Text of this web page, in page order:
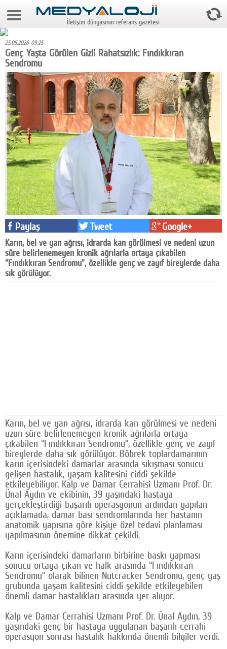
9 Ağustos 2026 3:19:51
Foto Galeri
Video Galeri
Gazeteler
Medya
Reyting-tiraj
Teknoloji
Televizyon
Dünya
Pr
Facebook
Diziler
Karikatür
Facebook
Twitter
Google Plus
© 2026 TÜM HAKLARI SAKLIDIR
İletişim dünyasının referans gazetesi
25.05.2026 09:25
Genç Yaşta Görülen Gizli Rahatsızlık: Fındıkkıran
Sendromu
Paylaş Tweet Google+
Karın, bel ve yan ağrısı, idrarda kan görülmesi ve nedeni uzun
süre belirlenemeyen kronik ağrılarla ortaya çıkabilen
“Fındıkkıran Sendromu”, özellikle genç ve zayıf bireylerde daha
sık görülüyor.
Karın, bel ve yan ağrısı, idrarda kan görülmesi ve nedeni
uzun süre belirlenemeyen kronik ağrılarla ortaya
çıkabilen “Fındıkkıran Sendromu”, özellikle genç ve zayıf
bireylerde daha sık görülüyor. Böbrek toplardamarının
karın içerisindeki damarlar arasında sıkışması sonucu
gelişen hastalık, yaşam kalitesini ciddi şekilde
etkileyebiliyor. Kalp ve Damar Cerrahisi Uzmanı Prof. Dr.
Ünal Aydın ve ekibinin, 39 yaşındaki hastaya
gerçekleştirdiği başarılı operasyonun ardından yapılan
açıklamada, damar bası sendromlarında her hastanın
anatomik yapısına göre kişiye özel tedavi planlaması
yapılmasının önemine dikkat çekildi.
Karın içerisindeki damarların birbirine baskı yapması
sonucu ortaya çıkan ve halk arasında “Fındıkkıran
Sendromu” olarak bilinen Nutcracker Sendromu, genç yaş
grubunda yaşam kalitesini ciddi şekilde etkileyebilen
önemli damar hastalıkları arasında yer alıyor.
Kalp ve Damar Cerrahisi Uzmanı Prof. Dr. Ünal Aydın, 39
yaşındaki genç bir hastaya uygulanan başarılı cerrahi
operasyon sonrası hastalık hakkında önemli bilgiler verdi.